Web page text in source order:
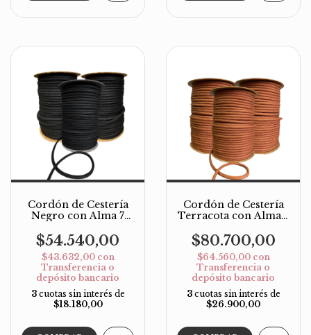
Cordón de Cestería
Negro con Alma 7
$54.540,00
$43.632,00 con
Transferencia o
depósito bancario
3 cuotas sin interés de
$18.180,00
Cordón de Cestería
Terracota con Alma 7
$80.700,00
$64.560,00 con
Transferencia o
depósito bancario
3 cuotas sin interés de
$26.900,00